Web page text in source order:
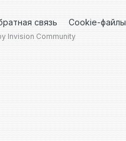
связь Cookie-файлы
Invision Community